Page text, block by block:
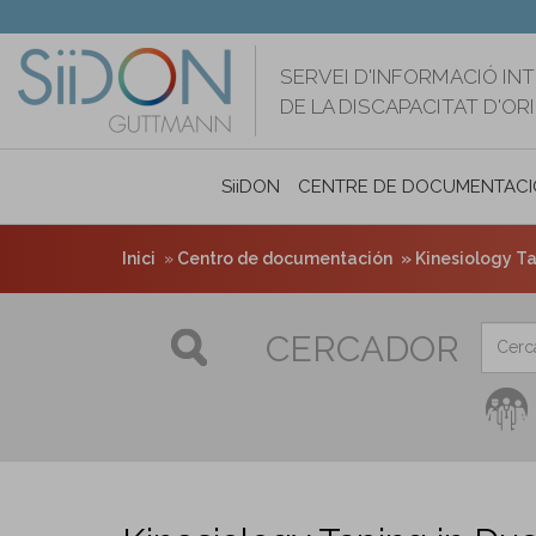
contingut
SERVEI D'INFORMACIÓ
DE LA DISCAPACITAT
SiiDON CENTRE DE
Inici Centro de documentación Kinesiology
CERCADOR